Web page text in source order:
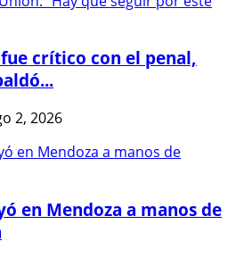
crítico con el penal,
2, 2026
en Mendoza a manos de